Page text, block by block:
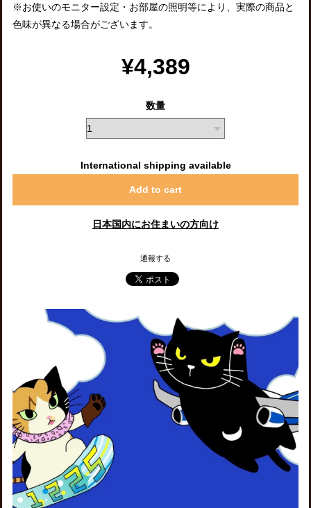
※お使いのモニター設定・お部屋の照明等により、実際の商品と
色味が異なる場合がございます。
¥4,389
数量
International shipping available
Add to cart
日本国内にお住まいの方向け
通報する